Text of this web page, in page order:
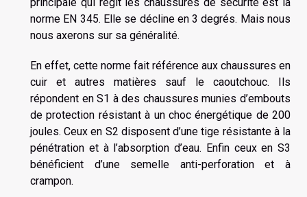
principale qui régit les chaussures de sécurité est la
norme EN 345. Elle se décline en 3 degrés. Mais nous
nous axerons sur sa généralité.
En effet, cette norme fait référence aux chaussures en
cuir et autres matières sauf le caoutchouc. Ils
répondent en S1 à des chaussures munies d’embouts
de protection résistant à un choc énergétique de 200
joules. Ceux en S2 disposent d’une tige résistante à la
pénétration et à l’absorption d’eau. Enfin ceux en S3
bénéficient d’une semelle anti-perforation et à
crampon.